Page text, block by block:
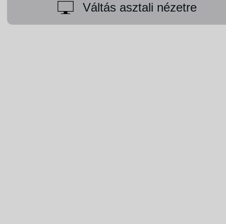
Váltás asztali nézetre